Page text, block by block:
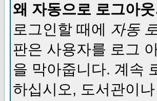
왜 자동으로 로그아
로그인할 때에 자동
판은 사용자를 로그
을 막아줍니다. 계속
하십시오, 도서관이